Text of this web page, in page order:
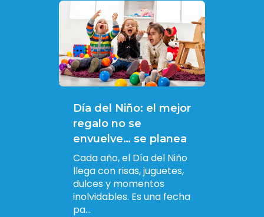
Día del Niño: el mejor
regalo no se
envuelve… se planea
Cada año, el Día del Niño
llega con risas, juguetes,
dulces y momentos
inolvidables. Es una fecha
pa...